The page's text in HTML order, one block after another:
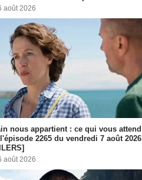
août 2026
nous appartient : ce qui vous attend
2265 du vendredi 7 août 2026
août 2026